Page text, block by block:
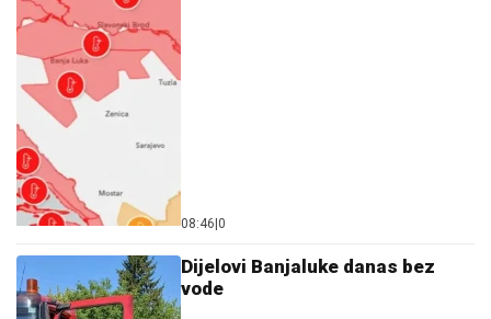
08:46 0
Dijelovi Banjaluke danas bez
vode